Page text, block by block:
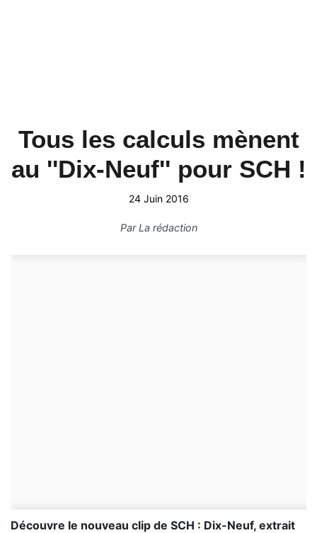
Tous les calculs mènent
au ''Dix-Neuf'' pour SCH !
24 Juin 2016
ParLa rédaction
Découvre le nouveau clip de SCH : Dix-Neuf, extrait